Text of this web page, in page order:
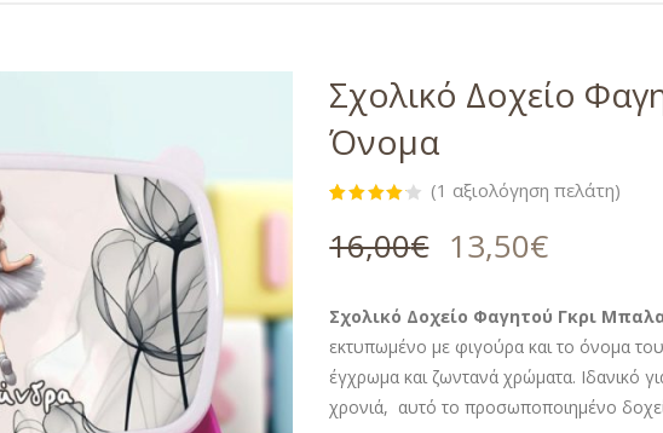
Σχολικό Δοχείο
Όνομα
από 5
με βάση
(1 αξιολόγηση πελάτη)
16,00€ 13,50€
Σχολικό Δοχείο Φαγητού Γκρι
εκτυπωμένο με φιγούρα και το όνομα
έγχρωμα και ζωντανά χρώματα. Ιδανικό
χρονιά, αυτό το προσωποποιημένο